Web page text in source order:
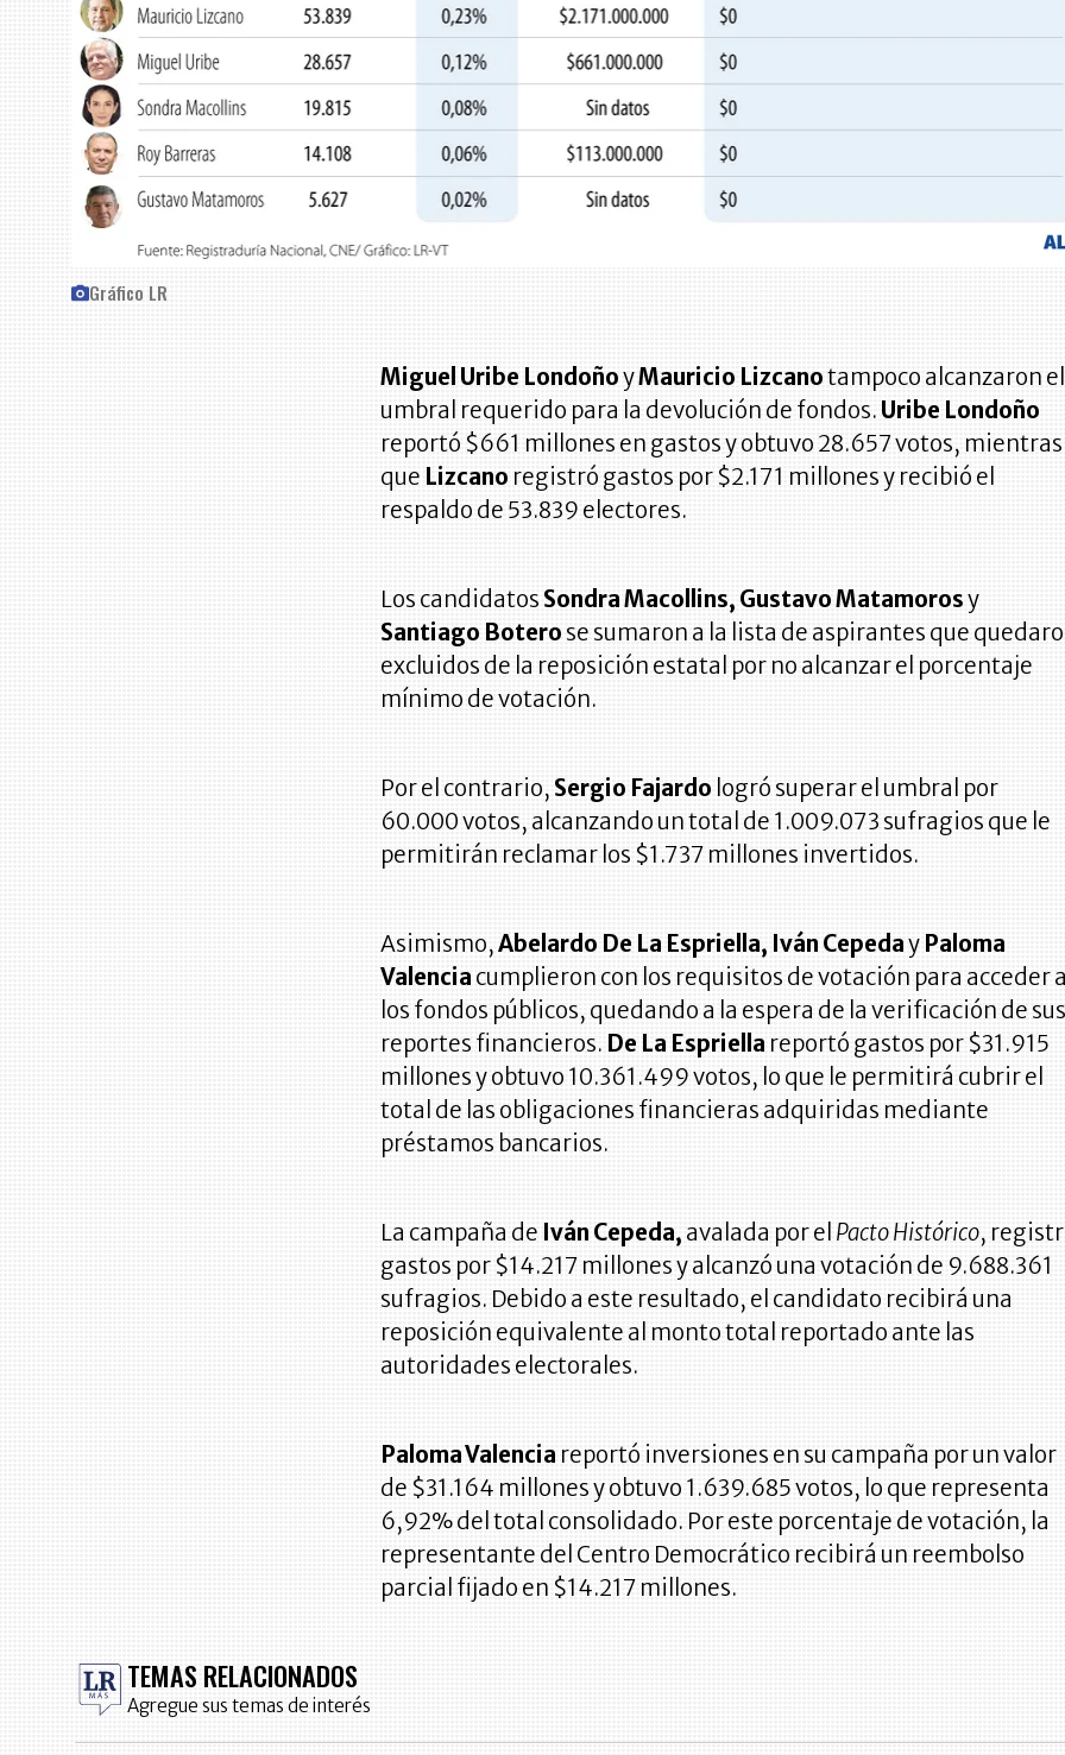
Gráfico LR
Miguel Uribe LondoñoyMauricio Lizcanotampoco alcanzaron el
umbral requerido para la devolución de fondos. Uribe Londoño
reportó $661 millones en gastos y obtuvo 28.657 votos, mientras
que Lizcano registró gastos por $2.171 millones y recibió el
respaldo de 53.839 electores.
Los candidatos Sondra Macollins, Gustavo Matamorosy
Santiago Botero se sumaron a la lista de aspirantes que
excluidos de la reposición estatal por no alcanzar el porcentaje
mínimo de votación.
Por el contrario, Sergio Fajardo logró superar el umbral por
60.000 votos, alcanzando un total de 1.009.073 sufragios que le
permitirán reclamar los $1.737 millones invertidos.
Asimismo,Abelardo De La Espriella, Iván Cepeday Paloma
Valencia cumplieron con los requisitos de votación para acceder
los fondos públicos, quedando a la espera de la verificación de
reportes financieros. De La Espriella reportó gastos por $31.915
millones y obtuvo 10.361.499 votos, lo que le permitirá cubrir el
total de las obligaciones financieras adquiridas mediante
préstamos bancarios.
La campaña de Iván Cepeda, avalada por el Pacto Histórico,
gastos por $14.217 millones y alcanzó una votación de 9.688.361
sufragios. Debido a este resultado, el candidato recibirá una
reposición equivalente al monto total reportado ante las
autoridades electorales.
Paloma Valencia reportó inversiones en su campaña por un valor
de $31.164 millones y obtuvo 1.639.685 votos, lo que representa
6,92% del total consolidado. Por este porcentaje de votación, la
representante del Centro Democrático recibirá un reembolso
parcial fijado en $14.217 millones.
TEMAS RELACIONADOS
Agregue sus temas de interés